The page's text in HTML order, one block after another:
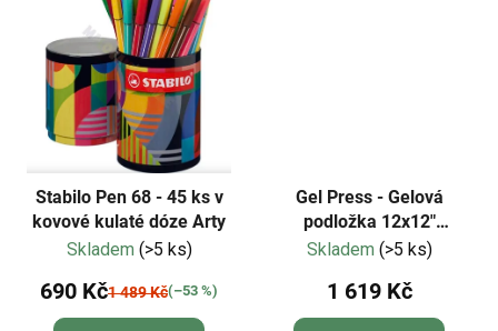
Stabilo Pen 68 - 45 ks v
kovové kulaté dóze Arty
Skladem (>5 ks)
690 Kč1 489 Kč(–53 %)
Gel Press - Gelová
podložka 12x12"
(30,5x30,5cm)
Skladem (>5 ks)
1 619 Kč